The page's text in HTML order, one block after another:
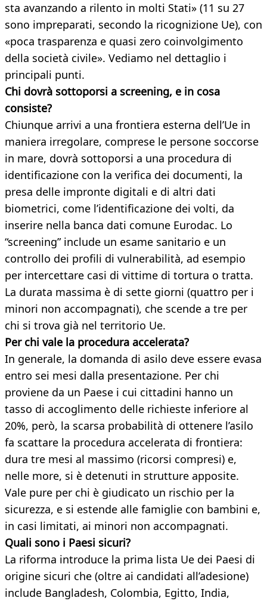
sta avanzando a rilento in molti Stati» (11 su 27
sono impreparati, secondo la ricognizione Ue), con
«poca trasparenza e quasi zero coinvolgimento
della società civile». Vediamo nel dettaglio i
principali punti.
Chi dovrà sottoporsi a screening, e in cosa
consiste?
Chiunque arrivi a una frontiera esterna dell’Ue in
maniera irregolare, comprese le persone soccorse
in mare, dovrà sottoporsi a una procedura di
identificazione con la verifica dei documenti, la
presa delle impronte digitali e di altri dati
biometrici, come l’identificazione dei volti, da
inserire nella banca dati comune Eurodac. Lo
“screening” include un esame sanitario e un
controllo dei profili di vulnerabilità, ad esempio
per intercettare casi di vittime di tortura o tratta.
La durata massima è di sette giorni (quattro per i
minori non accompagnati), che scende a tre per
chi si trova già nel territorio Ue.
Per chi vale la procedura accelerata?
In generale, la domanda di asilo deve essere evasa
entro sei mesi dalla presentazione. Per chi
proviene da un Paese i cui cittadini hanno un
tasso di accoglimento delle richieste inferiore al
20%, però, la scarsa probabilità di ottenere l’asilo
fa scattare la procedura accelerata di frontiera:
dura tre mesi al massimo (ricorsi compresi) e,
nelle more, si è detenuti in strutture apposite.
Vale pure per chi è giudicato un rischio per la
sicurezza, e si estende alle famiglie con bambini e,
in casi limitati, ai minori non accompagnati.
Quali sono i Paesi sicuri?
La riforma introduce la prima lista Ue dei Paesi di
origine sicuri che (oltre ai candidati all’adesione)
include Bangladesh, Colombia, Egitto, India,